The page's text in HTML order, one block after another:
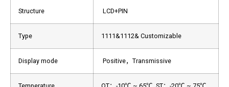
Structure LCD+PIN
Type 1111&1112& Customizable
Display mode Positive，Transmissive